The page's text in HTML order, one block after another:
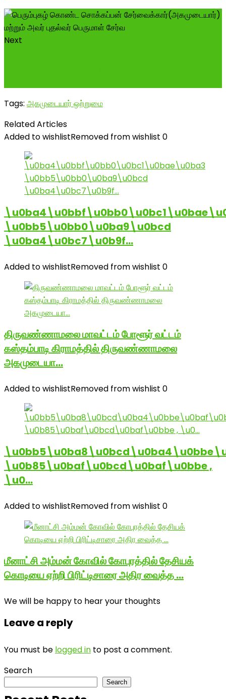
Next
Tags: அகமுடையார் ஒற்றுமை
Related Articles
Added to wishlistRemoved from wishlist 0
\u0bb5\u0bb0\u0ba9\u0bcd
\u0ba4\u0bc7\u0b9f…
Added to wishlistRemoved from wishlist 0
திருவண்ணாமலை மாவட்டம் போளூர் வட்டம்
கஸ்தம்பாடி கிராமத்தில் திருவண்ணாமலை
அகமுடையா…
Added to wishlistRemoved from wishlist 0
\u0b85\u0baf\u0bcd\u0baf\u0bbe ,
\u0…
Added to wishlistRemoved from wishlist 0
மீனாட்சி அம்மன் கோவில் கோபுரத்தில் தேசியக்
கொடியை ஏற்றி பிரிட்டிசாரை அதிர வைத்த …
We will be happy to hear your thoughts
Leave a reply
You must be logged in to post a comment.
Search
Search